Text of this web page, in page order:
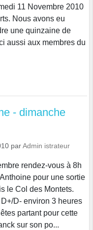
11 Novembre 2010
Nous avons eu
une quinzaine de
aussi aux membres du
- dimanche
parAdmin istrateur
rendez-vous à 8h
pour une sortie
le Col des Montets.
D- environ 3 heures
partant pour cette
sur son po...